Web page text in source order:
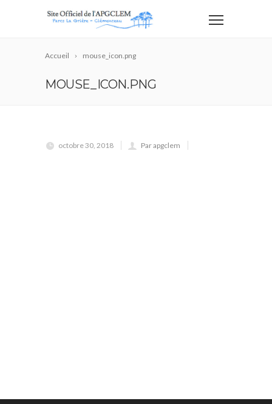
Accueil mouse_icon.png
MOUSE_ICON.PNG
octobre 30, 2018 Par apgclem